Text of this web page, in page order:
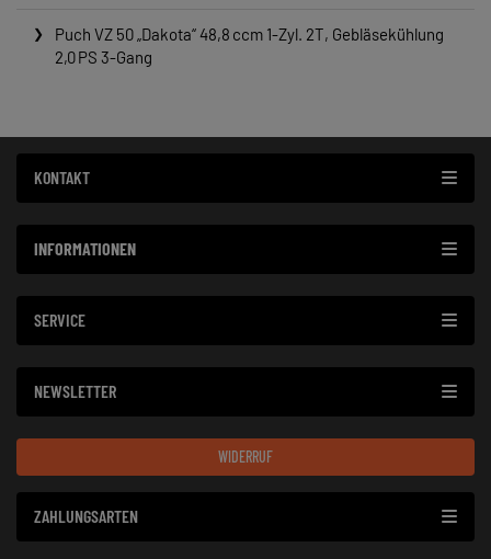
Puch VZ 50 „Dakota“ 48,8 ccm 1-Zyl. 2T, Gebläsekühlung
2,0 PS 3-Gang
KONTAKT
INFORMATIONEN
SERVICE
NEWSLETTER
WIDERRUF
ZAHLUNGSARTEN